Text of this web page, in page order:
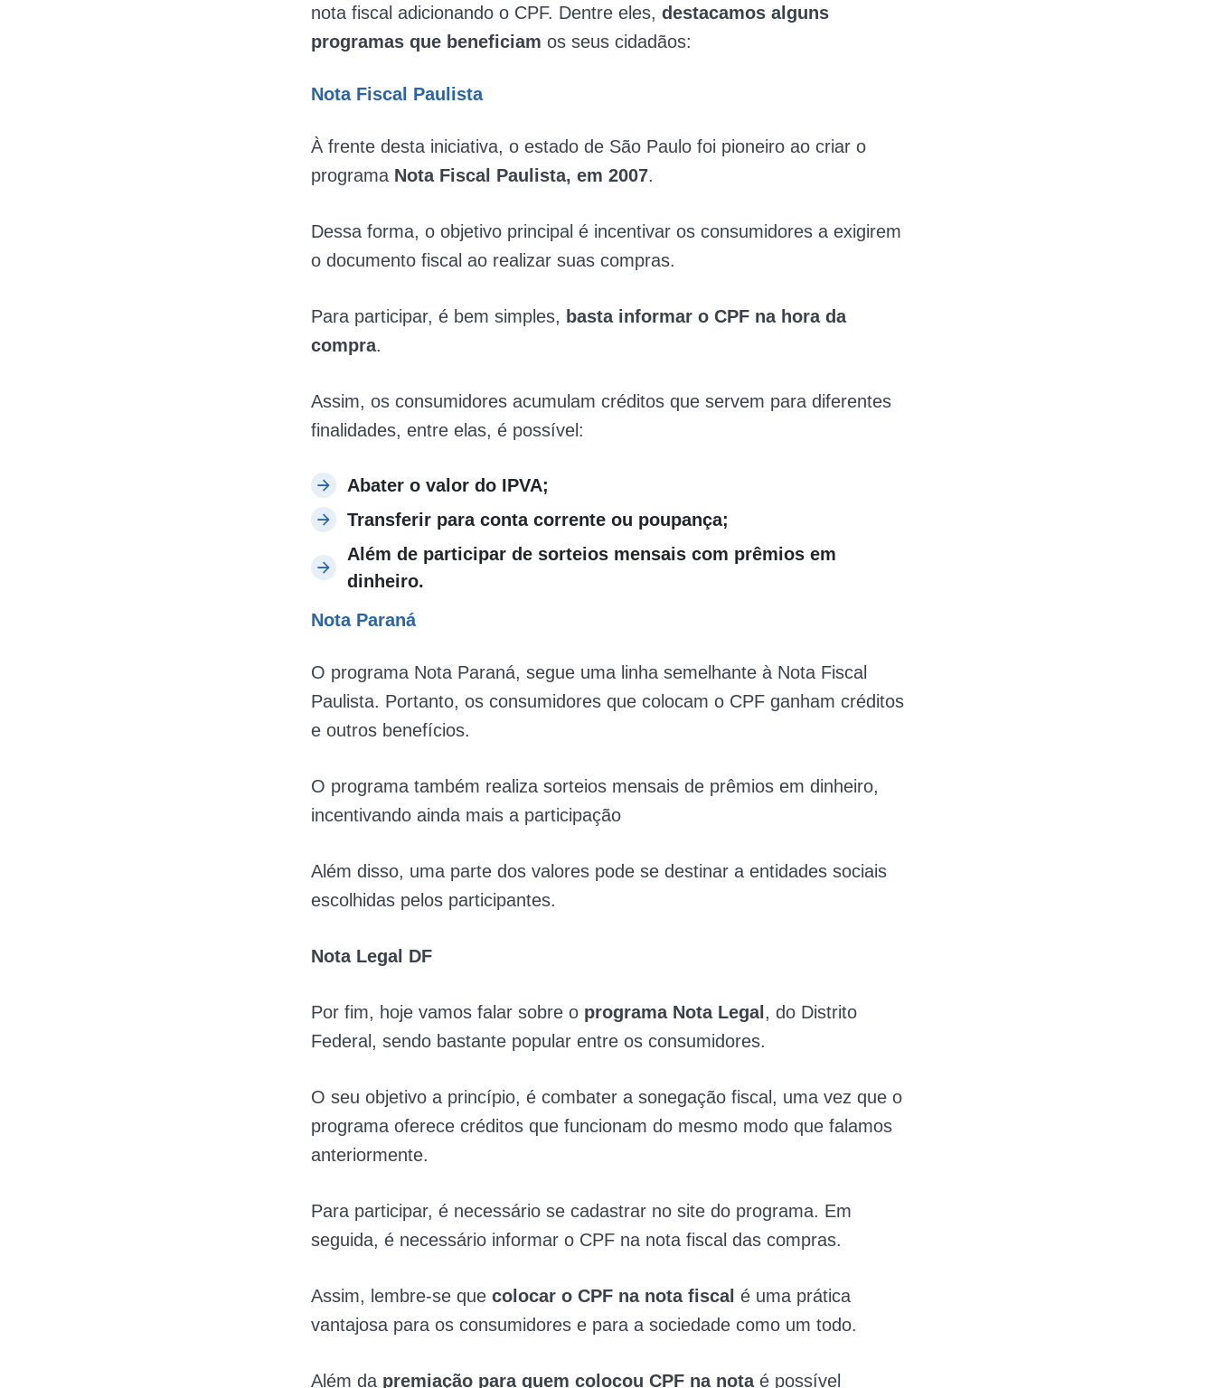
nota fiscal adicionando o CPF. Dentre eles, destacamos alguns
programas que beneficiam os seus cidadãos:
Nota Fiscal Paulista
À frente desta iniciativa, o estado de São Paulo foi pioneiro ao criar o
programa Nota Fiscal Paulista, em 2007.
Dessa forma, o objetivo principal é incentivar os consumidores a exigirem
o documento fiscal ao realizar suas compras.
Para participar, é bem simples, basta informar o CPF na hora da
compra.
Assim, os consumidores acumulam créditos que servem para diferentes
finalidades, entre elas, é possível:
Abater o valor do IPVA;
Transferir para conta corrente ou poupança;
Além de participar de sorteios mensais com prêmios em
dinheiro.
Nota Paraná
O programa Nota Paraná, segue uma linha semelhante à Nota Fiscal
Paulista. Portanto, os consumidores que colocam o CPF ganham créditos
e outros benefícios.
O programa também realiza sorteios mensais de prêmios em dinheiro,
incentivando ainda mais a participação
Além disso, uma parte dos valores pode se destinar a entidades sociais
escolhidas pelos participantes.
Nota Legal DF
Por fim, hoje vamos falar sobre o programa Nota Legal , do Distrito
Federal, sendo bastante popular entre os consumidores.
O seu objetivo a princípio, é combater a sonegação fiscal, uma vez que o
programa oferece créditos que funcionam do mesmo modo que falamos
anteriormente.
Para participar, é necessário se cadastrar no site do programa. Em
seguida, é necessário informar o CPF na nota fiscal das compras.
Assim, lembre-se que colocar o CPF na nota fiscal é uma prática
vantajosa para os consumidores e para a sociedade como um todo.
Além da premiação para quem colocou CPF na notaé possível